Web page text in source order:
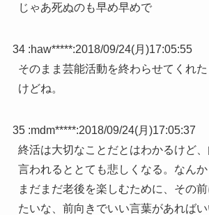
じゃあ死ぬのも早め早めで
34 :haw*****:2018/09/24(月)17:05:55
そのまま芸能活動を終わらせてくれ
けどね。
35 :mdm*****:2018/09/24(月)17:05:37
終活は大切なことだとはわかるけど
言われるととても悲しくなる。なん
まだまだ老後を楽しむために、その
たいな、前向きでいい言葉があればい